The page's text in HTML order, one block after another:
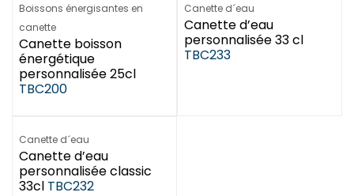
Boissons énergisantes en
canette
Canette boisson
énergétique
personnalisée 25cl
TBC200
Canette d´eau
Canette d’eau
personnalisée 33 cl
TBC233
Prochainement
Canette d´eau
Canette d’eau
personnalisée classic
33cl TBC232